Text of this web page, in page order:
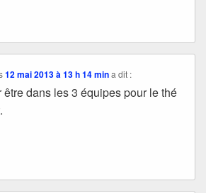
12 mai 2013 à 13 h 14 min a dit :
être dans les 3 équipes pour le thé